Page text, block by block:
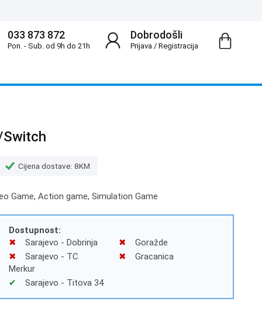
Dobrodošli
Prijava/ Registracija
033 873 872
Pon. - Sub. od 9h do 21h
Switch
Cijena dostave: 8KM
Game, Action game, Simulation Game
Dostupnost:
Sarajevo - Dobrinja
Sarajevo - TC
Merkur
Sarajevo - Titova 34
Goražde
Gracanica